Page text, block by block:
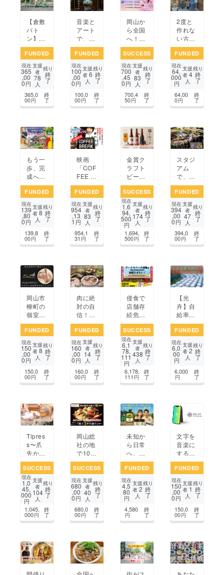
【倉敷
バト
ン】被
災乗り
越え全
国大会
へ！6
人の挑
戦にご
支援お
願いし
FUNDED
現在
365
,00
0円
支援
者
78
人
残り
終
了
365,0
00円
終
了
音楽と
アート
で、岡
山から
世界、
世界か
ら日本
をもう
一度つ
なぐ。
FUNDED
現在
100
,00
0円
支援
者6
人
残り
終
了
100,0
00円
終
了
岡山か
ら全国
へ！は
るにゃ
ん新曲
応援プ
ロジェ
クト！
SUCCESS
現在
700
,45
0円
支援
者
83
人
残り
終
了
700,4
50円
終
了
2度と
作れな
い古民
家を活
かし地
域の皆
様の憩
いの場
所を作
りた
い！
FUNDED
現在
64,
000
円
支援
者4
人
残り
終
了
64,00
0円
終
了
もう一
歩、完
成へ！
鏡野町
「なご
み茶
屋」再
生プロ
ジェク
ト再
チャレ
FUNDED
現在
139
,80
0円
支援
者8
人
残り
終
了
139,8
00円
終
了
映画
「COF
FEE B
REA
K」国
内&海
外映画
祭挑戦
プロ
ジェク
ト
FUNDED
現在
954
,13
1 円
支援
者
83
人
残り
終
了
954,1
31 円
終
了
金賞ク
ラフト
ビール
で猫を
助けた
い
SUCCESS
現在
1,6
94,
500
円
支援
者
174
人
残り
終
了
1,694,
500円
終
了
スタジ
アム
で、野
外イベ
ント
で、お
好み焼
を！
一休焼
をスタ
ジアム
FUNDED
現在
394
,00
0円
支援
者
47
人
残り
終
了
394,0
00円
終
了
岡山市
柳町の
個室サ
ロン！
Arksal
on柳町
店であ
なたに
美容革
命を起
こしま
FUNDED
現在
150
,00
0円
支援
者8
人
残り
終
了
150,0
00円
終
了
肉に絶
対の自
信！
『焼肉
ちど
り』を
岡山市
南区で
南区民
に一番
愛され
たい！
FUNDED
現在
160
,00
0円
支援
者
14
人
残り
終
了
160,0
00円
終
了
侵食で
店舗存
続危
機！築
140年
の店舗
を改築
し、
アート
スペー
ス油亀
い！
SUCCESS
現在
6,1
78,
111
円
支援
者
438
人
残り
終
了
6,178,
111 円
終
了
【光
卉】自
給率10
0%目
指す！
新たな
農業の
挑戦！
誰でも
簡単に
省ス
FUNDED
現在
6,0
00
円
支援
者2
人
残り
終
了
6,000
円
終
了
Tipres
s〜爪
先から
感動
を〜岡
山から
【福祉
ネイ
ル】業
界を盛
り上げ
SUCCESS
現在
1,0
45,
000
円
支援
者
104
人
残り
終
了
1,045,
000円
終
了
岡山総
社の地
で10周
年！彩
食健美
SHUの
映える
新メ
ニュー
『親子
3世代
SUCCESS
現在
680
,00
0円
支援
者
40
人
残り
終
了
680,0
00円
終
了
未知か
ら日常
へ。岡
山サボ
テン
ジャ
ム、第
２章 C
AMPFI
REで
始動！
FUNDED
現在
4,5
80
円
支援
者2
人
残り
終
了
4,580
円
終
了
文字を
音楽に
するア
プリ
「OZL
YR」
をたく
さんの
人に
使って
ほし
FUNDED
現在
150
,00
0円
支援
者1
人
残り
終
了
150,0
00円
終
了